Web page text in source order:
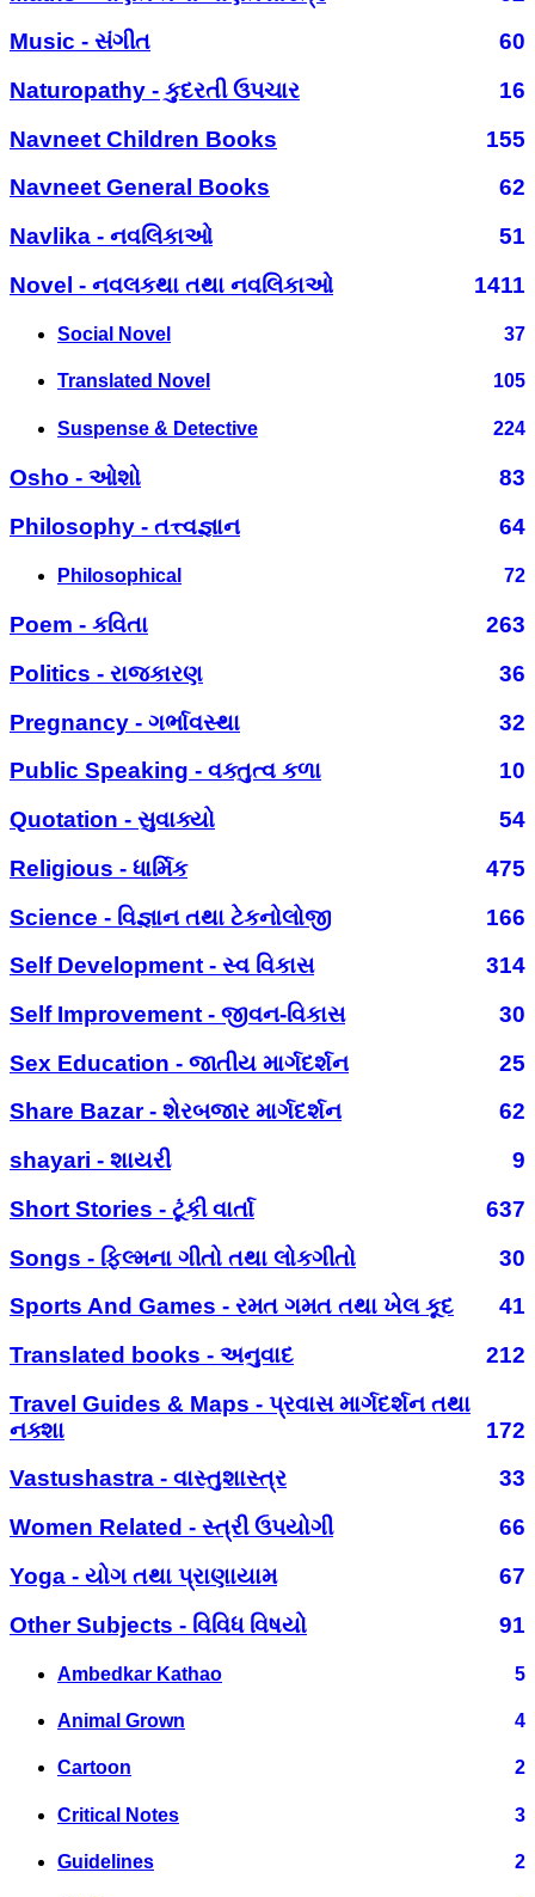
Music - સંગીત
60
Naturopathy - કુદરતી ઉપચાર
16
Navneet Children Books
155
Navneet General Books
62
Navlika - નવલિકાઓ
51
Novel - નવલકથા તથા નવલિકાઓ
1411
Social Novel 37
Translated Novel 105
Suspense & Detective 224
Osho - ઓશો
83
Philosophy - તત્ત્વજ્ઞાન
64
Philosophical 72
Poem - કવિતા
263
Politics - રાજકારણ
36
Pregnancy - ગર્ભાવસ્થા
32
Public Speaking - વક્તુત્વ કળા
10
Quotation - સુવાક્યો
54
Religious - ધાર્મિક
475
Science - વિજ્ઞાન તથા ટેકનોલોજી
166
Self Development - સ્વ વિકાસ
314
Self Improvement - જીવન-વિકાસ
30
Sex Education - જાતીય માર્ગદર્શન
25
Share Bazar - શેરબજાર માર્ગદર્શન
62
shayari - શાયરી
9
Short Stories - ટૂંકી વાર્તા
637
Songs - ફિલ્મના ગીતો તથા લોકગીતો
30
Sports And Games - રમત ગમત તથા ખેલ કૂદ
41
Translated books - અનુવાદ
212
Travel Guides & Maps - પ્રવાસ માર્ગદર્શન તથા
નક્શા
172
Vastushastra - વાસ્તુશાસ્ત્ર
33
Women Related - સ્ત્રી ઉપયોગી
66
Yoga - યોગ તથા પ્રાણાયામ
67
Other Subjects - વિવિધ વિષયો
91
Ambedkar Kathao 5
Animal Grown 4
Cartoon 2
Critical Notes 3
Guidelines 2